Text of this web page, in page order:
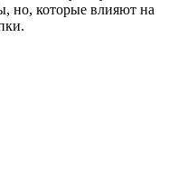
но, которые влияют на